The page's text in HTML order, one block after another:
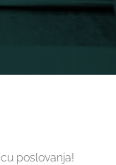
poslovanja!